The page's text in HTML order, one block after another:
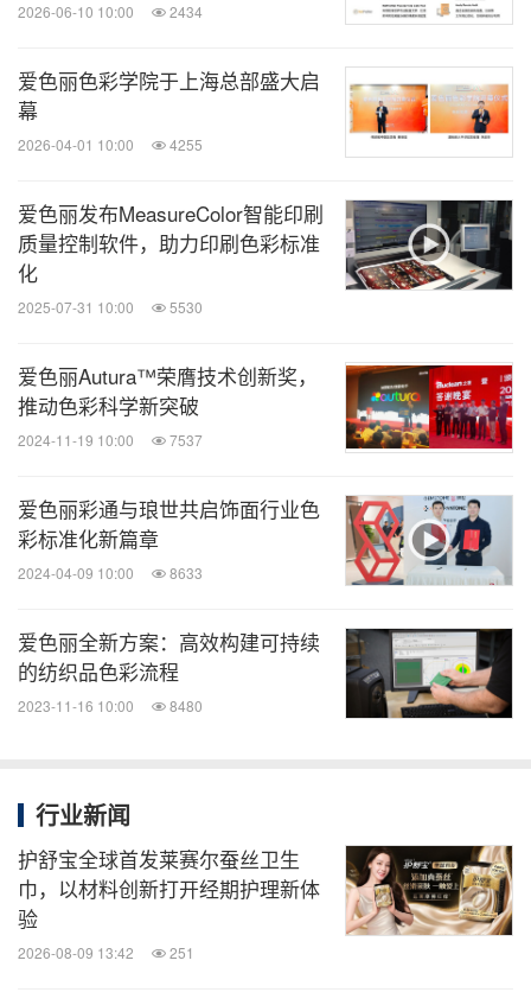
2026-06-10 10:00 2434
爱色丽色彩学院于上海总部盛大启
幕
2026-04-01 10:00 4255
爱色丽发布MeasureColor智能印刷
质量控制软件，助力印刷色彩标准
化
2025-07-31 10:00 5530
爱色丽Autura™荣膺技术创新奖，
推动色彩科学新突破
2024-11-19 10:00 7537
爱色丽彩通与琅世共启饰面行业色
彩标准化新篇章
2024-04-09 10:00 8633
爱色丽全新方案：高效构建可持续
的纺织品色彩流程
2023-11-16 10:00 8480
行业新闻
护舒宝全球首发莱赛尔蚕丝卫生
巾，以材料创新打开经期护理新体
验
2026-08-09 13:42 251